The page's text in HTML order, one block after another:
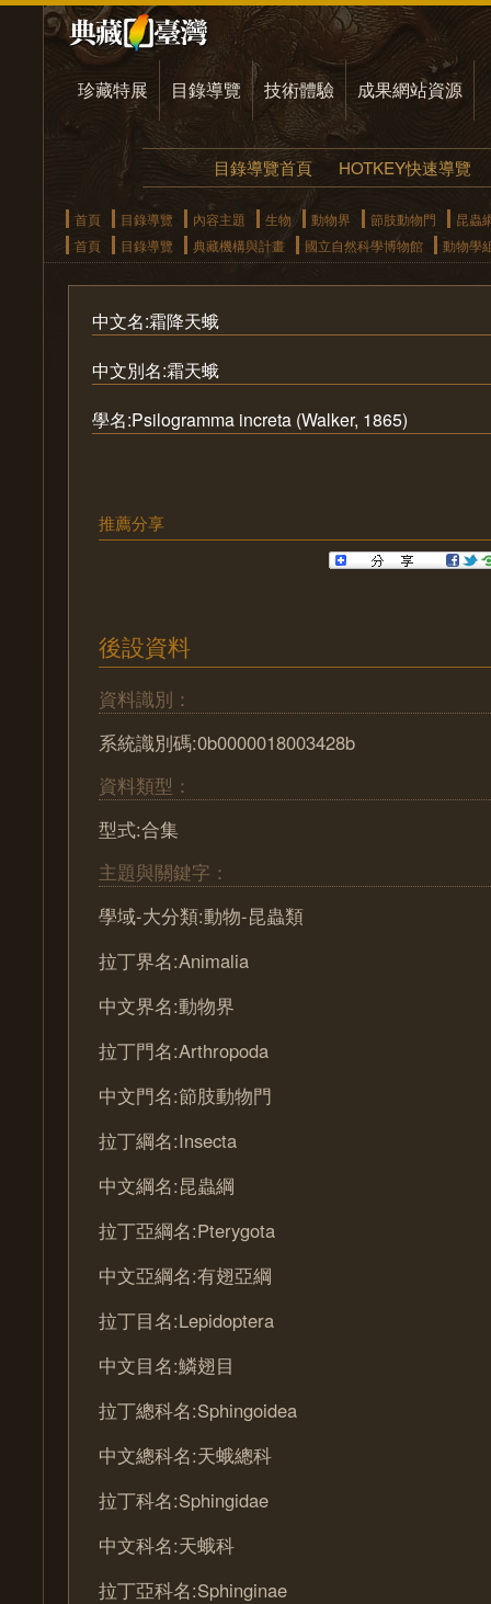
珍藏特展 目錄導覽 技術體驗 成果網站資源
目錄導覽首頁 HOTKEY快速導覽
首頁 目錄導覽 內容主題 生物 動物界 節肢動物門
昆蟲
首頁
目錄導覽 典藏機構與計畫 國立自然科學博物館 動物學
中文名:霜降天蛾
中文別名:霜天蛾
學名:Psilogramma increta (Walker, 1865)
推薦分享
後設資料
資料識別：
系統識別碼:0b0000018003428b
資料類型：
型式:合集
主題與關鍵字：
學域-大分類:動物-昆蟲類
拉丁界名:Animalia
中文界名:動物界
拉丁門名:Arthropoda
中文門名:節肢動物門
拉丁綱名:Insecta
中文綱名:昆蟲綱
拉丁亞綱名:Pterygota
中文亞綱名:有翅亞綱
拉丁目名:Lepidoptera
中文目名:鱗翅目
拉丁總科名:Sphingoidea
中文總科名:天蛾總科
拉丁科名:Sphingidae
中文科名:天蛾科
拉丁亞科名:Sphinginae